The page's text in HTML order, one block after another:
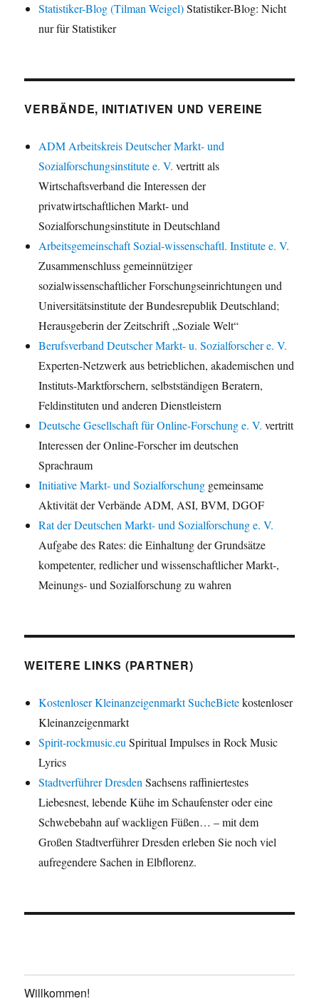
Statistiker-Blog (Tilman Weigel)Statistiker-Blog: Nicht
nur für Statistiker
VERBÄNDE, INITIATIVEN UND VEREINE
ADM Arbeitskreis Deutscher Markt- und
Sozialforschungsinstitute e. V. vertritt als
Wirtschaftsverband die Interessen der
privatwirtschaftlichen Markt- und
Sozialforschungsinstitute in Deutschland
Arbeitsgemeinschaft Sozial-wissenschaftl. Institute e. V.
Zusammenschluss gemeinnütziger
sozialwissenschaftlicher Forschungseinrichtungen und
Universitätsinstitute der Bundesrepublik Deutschland;
Herausgeberin der Zeitschrift „Soziale Welt“
Berufsverband Deutscher Markt- u. Sozialforscher e. V.
Experten-Netzwerk aus betrieblichen, akademischen und
Instituts-Marktforschern, selbstständigen Beratern,
Feldinstituten und anderen Dienstleistern
Deutsche Gesellschaft für Online-Forschung e. V. vertritt
Interessen der Online-Forscher im deutschen
Sprachraum
Initiative Markt- und Sozialforschung gemeinsame
Aktivität der Verbände ADM, ASI, BVM, DGOF
Rat der Deutschen Markt- und Sozialforschung e. V.
Aufgabe des Rates: die Einhaltung der Grundsätze
kompetenter, redlicher und wissenschaftlicher Markt-,
Meinungs- und Sozialforschung zu wahren
WEITERE LINKS (PARTNER)
Kostenloser Kleinanzeigenmarkt SucheBietekostenloser
Kleinanzeigenmarkt
Spirit-rockmusic.eu Spiritual Impulses in Rock Music
Lyrics
Stadtverführer Dresden Sachsens raffiniertestes
Liebesnest, lebende Kühe im Schaufenster oder eine
Schwebebahn auf wackligen Füßen… – mit dem
Großen Stadtverführer Dresden erleben Sie noch viel
aufregendere Sachen in Elbflorenz.
Willkommen!